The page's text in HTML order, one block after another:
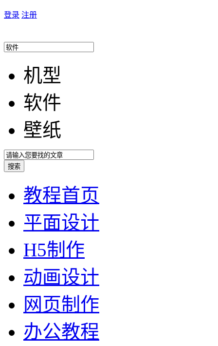
登录 注册
机型
软件
壁纸
教程首页
平面设计
H5制作
动画设计
网页制作
办公教程